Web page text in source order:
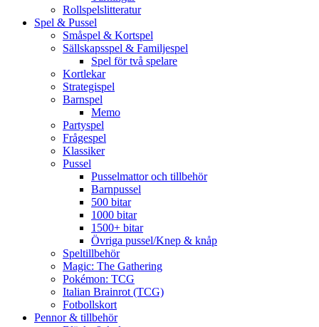
Rollspelslitteratur
Spel & Pussel
Småspel & Kortspel
Sällskapsspel & Familjespel
Spel för två spelare
Kortlekar
Strategispel
Barnspel
Memo
Partyspel
Frågespel
Klassiker
Pussel
Pusselmattor och tillbehör
Barnpussel
500 bitar
1000 bitar
1500+ bitar
Övriga pussel/Knep & knåp
Speltillbehör
Magic: The Gathering
Pokémon: TCG
Italian Brainrot (TCG)
Fotbollskort
Pennor & tillbehör